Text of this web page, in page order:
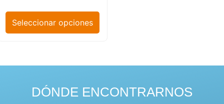
Seleccionar opciones
DÓNDE ENCONTRARNOS